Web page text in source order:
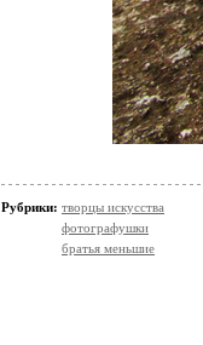
Рубрики: творцы искусства
фотографушки
братья меньшие